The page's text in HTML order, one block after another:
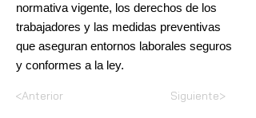
normativa vigente, los derechos de los
trabajadores y las medidas preventivas
que aseguran entornos laborales seguros
y conformes a la ley.
<Anterior Siguiente>